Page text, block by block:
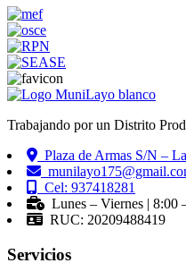
Trabajando por un Distrito
Plaza de Armas S/N –
Cel: 937418281
Lunes – Viernes | 8:00
RUC: 20209488419
Servicios